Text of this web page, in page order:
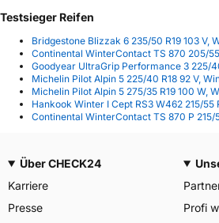
Testsieger Reifen
Bridgestone Blizzak 6 235/50 R19 103 V,
Continental WinterContact TS 870 205/
Goodyear UltraGrip Performance 3 225/
Michelin Pilot Alpin 5 225/40 R18 92 V,
Michelin Pilot Alpin 5 275/35 R19 100 W,
Hankook Winter I Cept RS3 W462 215/55
Continental WinterContact TS 870 P 215/
Über CHECK24
Karriere
Presse
Profi